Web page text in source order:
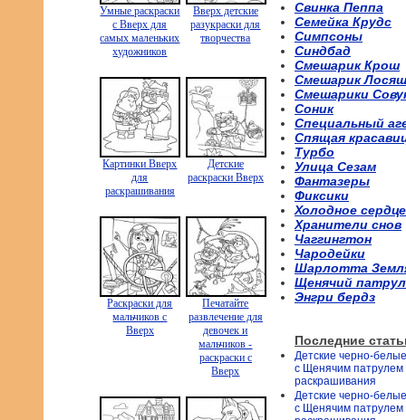
Умные раскраски
с Вверх для
самых маленьких
художников
Вверх детские
разукраски для
творчества
Картинки Вверх
для
раскрашивания
Детские
раскраски Вверх
Раскраски для
мальчиков с
Вверх
Печатайте
развлечение для
девочек и
мальчиков -
раскраски с
Вверх
Свинка Пеппа
Семейка Крудс
Симпсоны
Синдбад
Смешарик Крош
Смешарик Лосяш
Смешарики
Соник
Специальный
Спящая
Турбо
Улица Сезам
Фантазеры
Фиксики
Холодное сердце
Хранители снов
Чаггингтон
Чародейки
Шарлотта
Щенячий
Энгри бердз
Последние
Детские черно-
с Щенячим патрулем
раскрашивания
Детские черно-
с Щенячим патрулем